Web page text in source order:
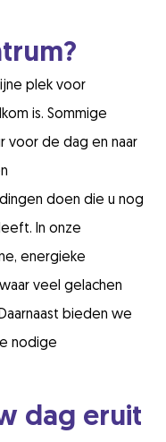
plek voor
is. Sommige
voor de dag en naar
doen die u nog
In onze
energieke
veel gelachen
bieden we
nodige
dag eruit